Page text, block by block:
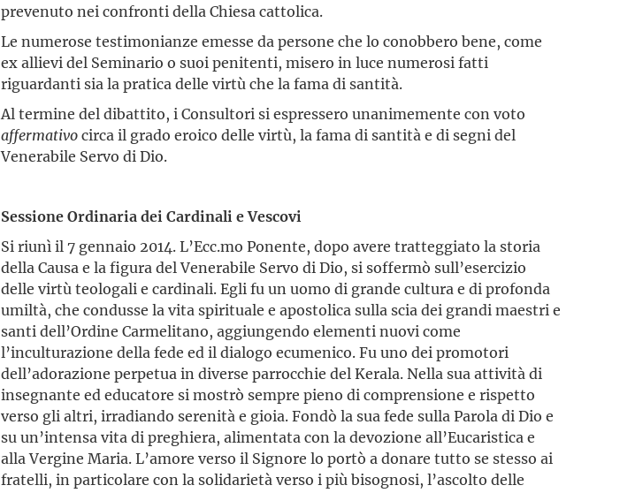
prevenuto nei confronti della Chiesa cattolica.
Le numerose testimonianze emesse da persone che lo conobbero bene, come
ex allievi del Seminario o suoi penitenti, misero in luce numerosi fatti
riguardanti sia la pratica delle virtù che la fama di santità.
Al termine del dibattito, i Consultori si espressero unanimemente con voto
affermativocirca il grado eroico delle virtù, la fama di santità e di segni del
Venerabile Servo di Dio.
Sessione Ordinaria dei Cardinali e Vescovi
Si riunì il 7 gennaio 2014. L’Ecc.mo Ponente, dopo avere tratteggiato la storia
della Causa e la figura del Venerabile Servo di Dio, si soffermò sull’esercizio
delle virtù teologali e cardinali. Egli fu un uomo di grande cultura e di profonda
umiltà, che condusse la vita spirituale e apostolica sulla scia dei grandi maestri e
santi dell’Ordine Carmelitano, aggiungendo elementi nuovi come
l’inculturazione della fede ed il dialogo ecumenico. Fu uno dei promotori
dell’adorazione perpetua in diverse parrocchie del Kerala. Nella sua attività di
insegnante ed educatore si mostrò sempre pieno di comprensione e rispetto
verso gli altri, irradiando serenità e gioia. Fondò la sua fede sulla Parola di Dio e
su un’intensa vita di preghiera, alimentata con la devozione all’Eucaristica e
alla Vergine Maria. L’amore verso il Signore lo portò a donare tutto se stesso ai
fratelli, in particolare con la solidarietà verso i più bisognosi, l’ascolto delle